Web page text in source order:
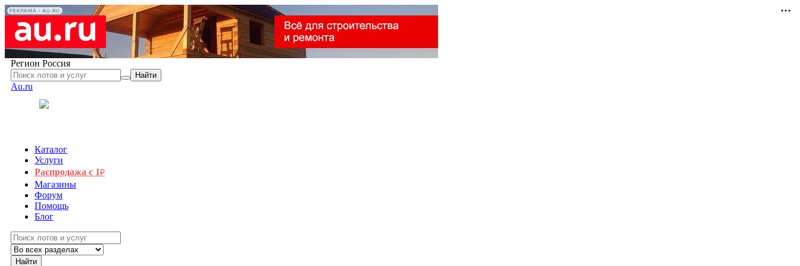
РЕКЛАМА • AU.RU
Регион Россия
Найти
Au.ru
Каталог
Услуги
Распродажа с 1₽
Магазины
Форум
Помощь
Блог
Найти